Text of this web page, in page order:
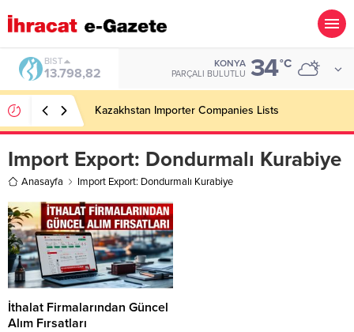
BIST
13.798,82
KONYA
PARÇALI BULUTLU 34°C
Kazakhstan Importer Companies Lists
Import Export: Dondurmalı Kurabiye
Anasayfa Import Export: Dondurmalı Kurabiye
İthalat Firmalarından Güncel
Alım Fırsatları